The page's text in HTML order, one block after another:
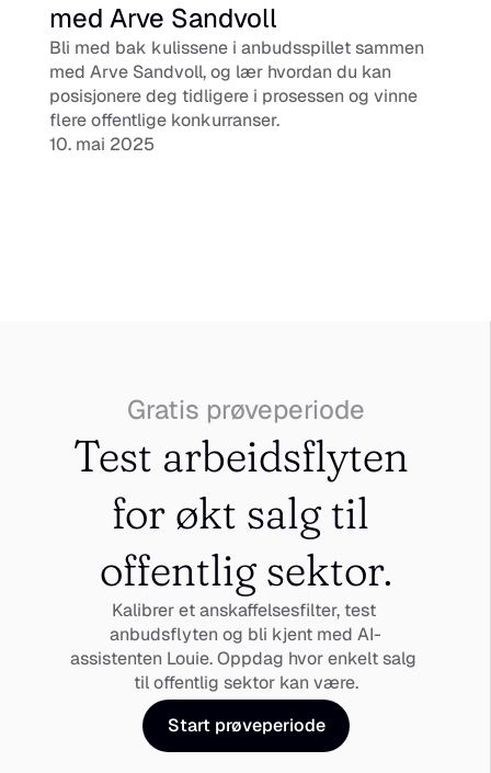
med Arve Sandvoll
Bli med bak kulissene i anbudsspillet sammen
med Arve Sandvoll, og lær hvordan du kan
posisjonere deg tidligere i prosessen og vinne
flere offentlige konkurranser.
10. mai 2025
Gratis prøveperiode
Test arbeidsflyten
for økt salg til
offentlig sektor.
Kalibrer et anskaffelsesfilter, test
anbudsflyten og bli kjent med AI-
assistenten Louie. Oppdag hvor enkelt salg
til offentlig sektor kan være.
Start prøveperiode